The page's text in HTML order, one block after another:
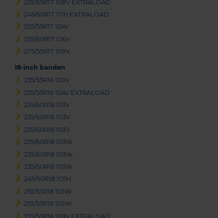
235/65R17 108V EXTRALOAD
245/65R17 111H EXTRALOAD
255/55R17 104V
255/60R17 106V
275/55R17 109V
18-inch banden
235/55R18 100V
235/55R18 104V EXTRALOAD
235/60R18 103V
235/60R18 103V
235/60R18 103V
235/60R18 103W
235/60R18 103W
235/60R18 103W
245/60R18 105H
255/55R18 105W
255/55R18 105W
255/55R18 109V EXTRALOAD